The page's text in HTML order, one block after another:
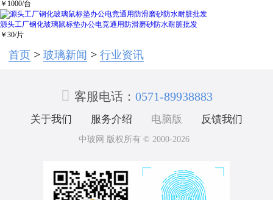
￥ 1000/台
源头工厂钢化玻璃鼠标垫办公电竞通用防滑磨砂防水耐脏批发
￥ 30/片
首页 > 玻璃新闻 > 行业资讯
 客服电话： 0571-89938883
关于我们 服务介绍 电脑版 反馈我们
中玻网 版权所有 © 2000-2026